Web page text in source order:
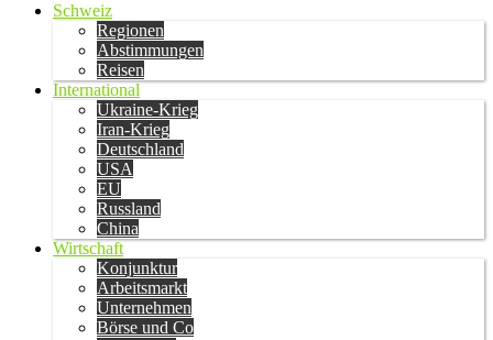
Schweiz
Regionen
Abstimmungen
Reisen
International
Ukraine-Krieg
Iran-Krieg
Deutschland
USA
EU
Russland
China
Wirtschaft
Konjunktur
Arbeitsmarkt
Unternehmen
Börse und Co